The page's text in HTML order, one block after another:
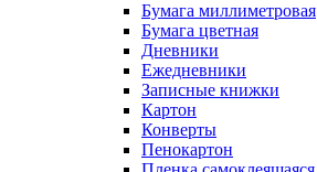
Бумага миллиметровая
Бумага цветная
Дневники
Ежедневники
Записные книжки
Картон
Конверты
Пенокартон